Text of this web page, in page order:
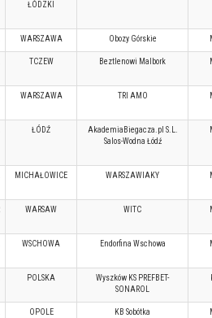
ŁÓDZKI
WARSZAWA Obozy Górskie
TCZEW Beztlenowi Malbork
WARSZAWA TRI AMO
ŁÓDŹ
AkademiaBiegacza.pl S.L.
Salos-Wodna Łódź
MICHAŁOWICE WARSZAWIAKY
WARSAW WITC
WSCHOWA Endorfina Wschowa
POLSKA
Wyszków KS PREFBET-
SONAROL
OPOLE KB Sobótka